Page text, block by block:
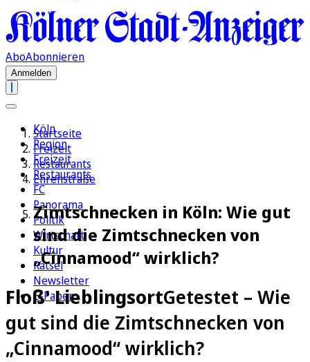
AboAbonnieren
Anmelden
Köln
Region
Freizeit
Restaurants
FC
Panorama
Politik
Wirtschaft
Kultur
Rätsel
Newsletter
E-Paper
Startseite
Freizeit
Restaurants
Ehrenstraße
Zimtschnecken in Köln: Wie gut
sind die Zimtschnecken von
„Cinnamood“ wirklich?
Floß' LieblingsortGetestet – Wie
gut sind die Zimtschnecken von
„Cinnamood“ wirklich?